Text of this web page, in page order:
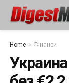
Home Фінанси